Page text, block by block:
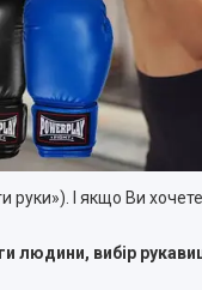
І якщо Ви
людини, вибір